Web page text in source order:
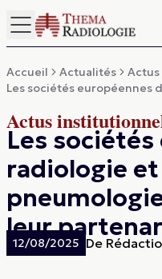
Accueil Actualités
Les sociétés européennes
Actus
Les
radiologie
leur
12/08/2025 De